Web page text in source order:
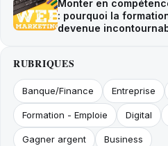
Monter en
: pourquoi la
devenue
RUBRIQUES
Banque/Finance Entreprise
Formation - Emploie Digital
Gagner argent Business